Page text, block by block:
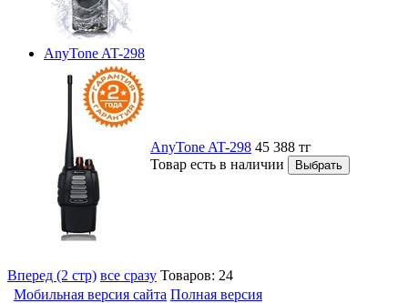
AnyTone AT-298
AnyTone AT-298 45 388 тг
Товар есть в наличии
Вперед (2 стр) все сразу Товаров: 24
Мобильная версия сайта Полная версия